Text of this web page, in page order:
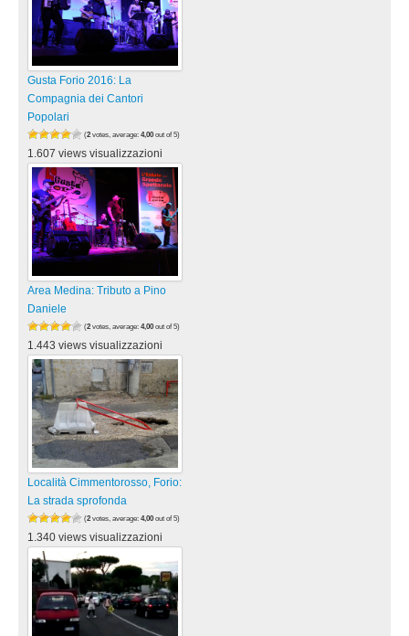
Gusta Forio 2016: La
Compagnia dei Cantori
Popolari
(2 votes, average: 4,00 out of 5)
1.607 views visualizzazioni
Area Medina: Tributo a Pino
Daniele
(2 votes, average: 4,00 out of 5)
1.443 views visualizzazioni
Località Cimmentorosso, Forio:
La strada sprofonda
(2 votes, average: 4,00 out of 5)
1.340 views visualizzazioni